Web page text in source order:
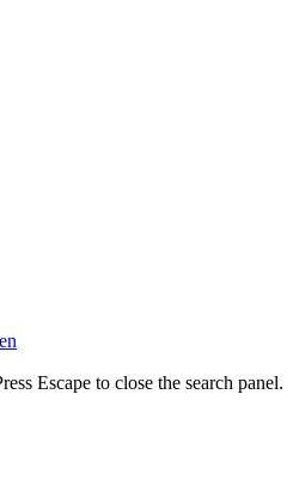
Escape to close the search panel.